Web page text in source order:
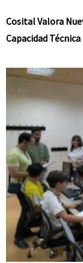
Cosital Valora
Capacidad